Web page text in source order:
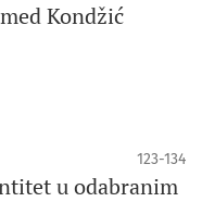
Kondžić
123-134
u odabranim